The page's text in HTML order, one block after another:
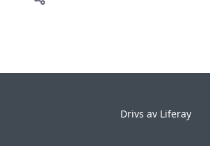
Drivs av Liferay